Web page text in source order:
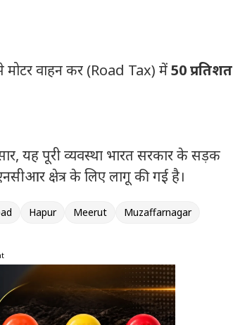
मोटर वाहन कर (Road Tax) में50 प्रतिशत
यह पूरी व्यवस्था भारत सरकार के सड़क
क्षेत्र के लिए लागू की गई है।
Hapur Meerut
Muzaffarnagar